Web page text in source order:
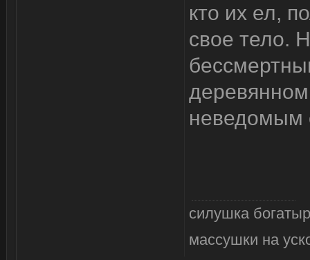
кто их ел,
свое тело.
неведомым
силушка
массушки на